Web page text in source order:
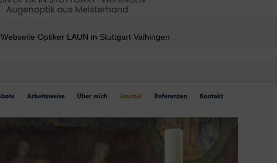
Optiker LAUN in Stuttgart Vaihingen